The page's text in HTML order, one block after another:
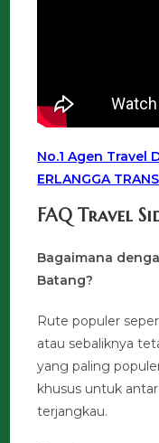
No.1 Agen Travel
ERLANGGA TRANS
FAQ Travel
Bagaimana
Batang?
Rute populer
atau sebaliknya
yang paling
khusus untuk
terjangkau.